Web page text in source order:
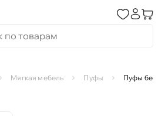
Мягкая мебель Пуфы Пуфы без